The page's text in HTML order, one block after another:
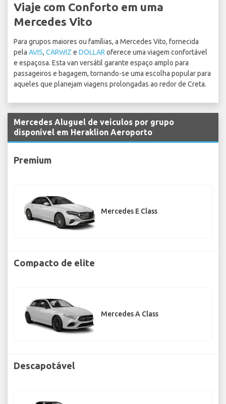
Viaje com Conforto em uma
Mercedes Vito
Para grupos maiores ou famílias, a Mercedes Vito, fornecida
pela AVIS, CARWIZ e DOLLAR oferece uma viagem confortável
e espaçosa. Esta van versátil garante espaço amplo para
passageiros e bagagem, tornando-se uma escolha popular para
aqueles que planejam viagens prolongadas ao redor de Creta.
Mercedes Aluguel de veículos por grupo
disponível em Heraklion Aeroporto
Premium
Mercedes E Class
Compacto de elite
Mercedes A Class
Descapotável